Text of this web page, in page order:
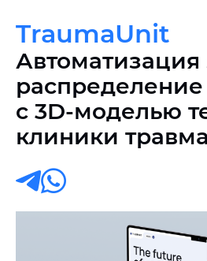
TraumaUnit
Автоматизация
с 3D-моделью
клиники